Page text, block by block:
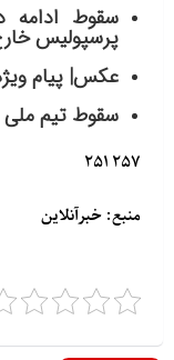
سقوط ادامه
پرسپولیس
عکس| پیام
سقوط تیم ملی
۲۵۷ ۲۵۱
منبع: خبرآنلاین